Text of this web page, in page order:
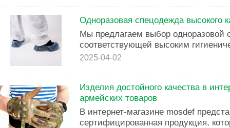
Одноразовая спецодежда высокого
Мы предлагаем выбор одноразовой
соответствующей высоким
2025-04-02
Изделия достойного качества в
армейских товаров
В интернет-магазине mosdef
сертифицированная продукция,